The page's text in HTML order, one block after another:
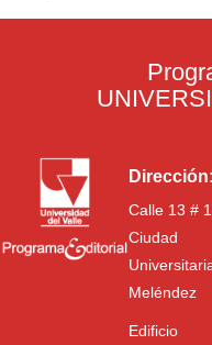
Dirección:
Calle 13 #
Ciudad
Meléndez
Edificio